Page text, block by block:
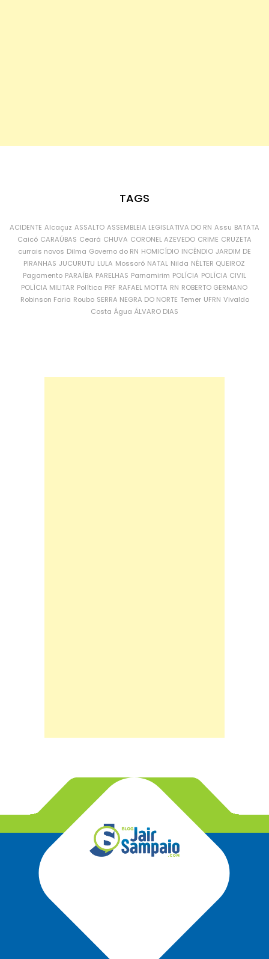
TAGS
ACIDENTE Alcaçuz ASSALTO ASSEMBLEIA LEGISLATIVA DO RN Assu BATATA
Caicó CARAÚBAS Ceará CHUVA CORONEL AZEVEDO CRIME CRUZETA
currais novos Dilma Governo do RN HOMICÍDIO INCÊNDIO JARDIM DE
PIRANHAS JUCURUTU LULA Mossoró NATAL Nilda NÉLTER QUEIROZ
Pagamento PARAÍBA PARELHAS Parnamirim POLÍCIA POLÍCIA CIVIL
POLÍCIA MILITAR Política PRF RAFAEL MOTTA RN ROBERTO GERMANO
Robinson Faria Roubo SERRA NEGRA DO NORTE Temer UFRN Vivaldo
Costa Água ÁLVARO DIAS